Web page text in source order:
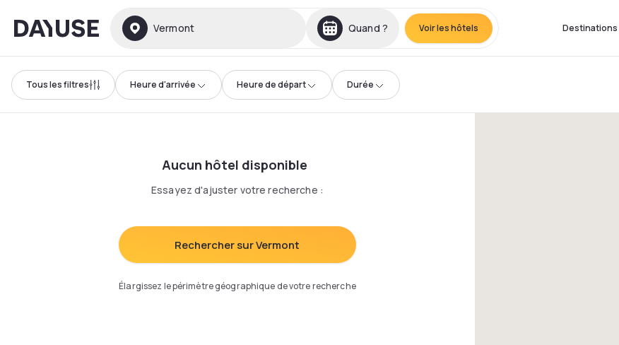
Dayuse Vermont Quand ? Voir les hôtels Destinations
Tous les filtres Heure d'arrivée Heure de départ Durée
Aucun hôtel disponible
Essayez d'ajuster votre recherche :
Rechercher sur Vermont
Élargissez le périmètre géographique de votre recherche